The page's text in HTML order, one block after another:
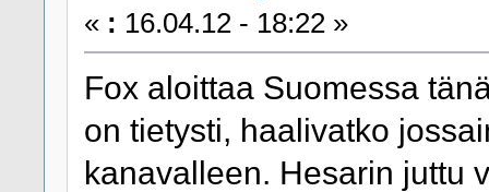
« : 16.04.12 - 18:22 »
Fox aloittaa Suomessa
on tietysti, haalivatko
kanavalleen. Hesarin juttu